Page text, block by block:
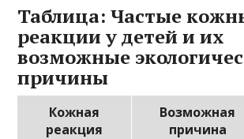
Таблица: Частые
реакции у детей и их
возможные
причины
Кожная
реакция
Возможная
причина